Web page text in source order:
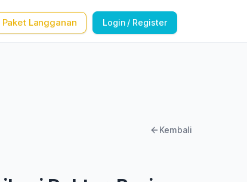
Paket Langganan Login / Register
Kembali